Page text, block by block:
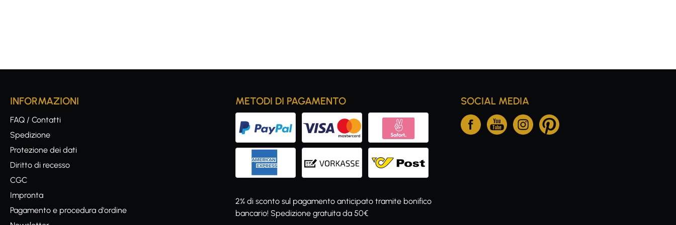
INFORMAZIONI
FAQ / Contatti
Spedizione
Protezione dei dati
Diritto di recesso
CGC
Impronta
Pagamento e procedura d'ordine
METODI DI PAGAMENTO
2% di sconto sul pagamento anticipato tramite bonifico
bancario! Spedizione gratuita da 50€
SOCIAL MEDIA